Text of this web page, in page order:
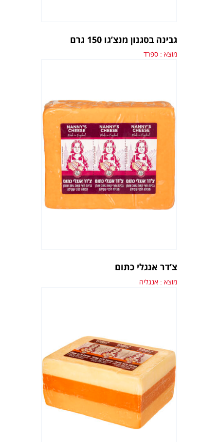
גבינה בסגנון מנצ’גו 150 גרם
מוצא : ספרד
צ’דר אנגלי כתום
מוצא : אנגליה